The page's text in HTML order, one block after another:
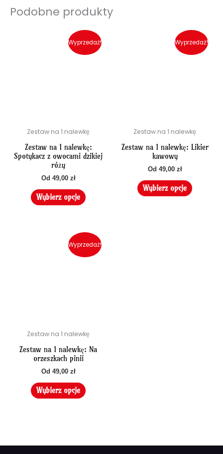
Podobne produkty
Wyprzedaż!
Zestaw na 1 nalewkę
Zestaw na 1 nalewkę:
Spotykacz z owocami dzikiej
róży
Od 49,00 zł
Wybierz opcje
Ten
produkt
ma
stronie
produktu
Wyprzedaż!
Zestaw na 1 nalewkę
Zestaw na 1 nalewkę: Likier
kawowy
Od 49,00 zł
Wybierz opcje
Ten
produkt
ma
stronie
Wyprzedaż!
Zestaw na 1 nalewkę
Zestaw na 1 nalewkę: Na
orzeszkach pinii
Od 49,00 zł
Wybierz opcje
Ten
produkt
ma
stronie
produktu